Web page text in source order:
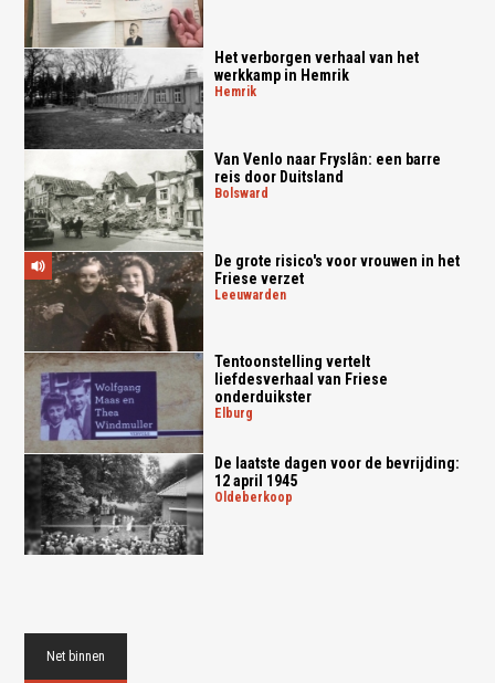
Het verborgen verhaal van het
werkkamp in Hemrik
hemrik
Van Venlo naar Fryslân: een barre
reis door Duitsland
bolsward
De grote risico's voor vrouwen in het
Friese verzet
leeuwarden
Tentoonstelling vertelt
liefdesverhaal van Friese
onderduikster
elburg
De laatste dagen voor de bevrijding:
12 april 1945
oldeberkoop
Net binnen